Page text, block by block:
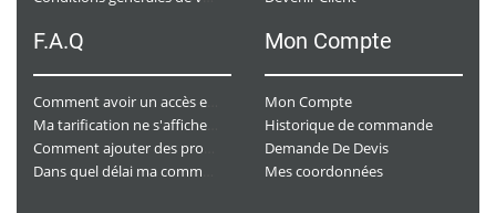
F.A.Q Mon Compte
Mon Compte
Historique de commande
Demande De Devis
Mes coordonnées